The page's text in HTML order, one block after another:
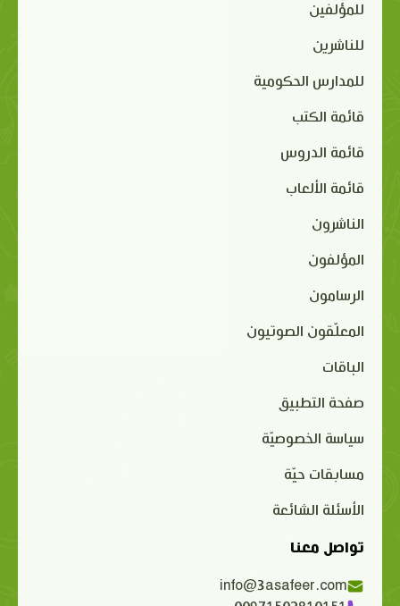
للمؤلفين
للناشرين
للمدارس الحكومية
قائمة الكتب
قائمة الدروس
قائمة الألعاب
الناشرون
المؤلفون
الرسامون
المعلّقون الصوتيون
الباقات
صفحة التطبيق
سياسة الخصوصيّة
مسابقات حيّة
الأسئلة الشائعة
تواصل معنا
info@3asafeer.com